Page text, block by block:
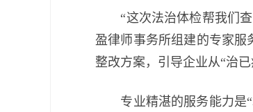
“这次法治体检帮我们查
盈律师事务所组建的专家服
整改方案，引导企业从“治
专业精湛的服务能力是“